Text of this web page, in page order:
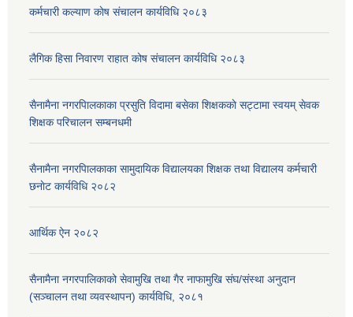
कर्मचारी कल्याण काेष संचालन कार्यविधि २०८३
लैगिक हिसा निवारण राहात कोष संचालन कार्यविधि २०८३
सैनामैना नगरपािलकाका प्रसुति विदामा बसेका शिक्षककाे सट्टामा स्वयम् सेवक
शिक्षक परिचालन सम्बनधमी
सैनामैना नगरपािलकाका सामुदायिक विद्यालयका शिक्षक तथा विद्यालय कर्मचारी
छनाेट कार्यविधि २०८२
आर्थिक ऐन २०८२
सैनामैना नगरपालिकाको सेवामुखि तथा गैर नाफामुखि संघ/संस्था अनुदान
(सञ्चालन तथा व्यवस्थापन) कार्यविधि, २०८१